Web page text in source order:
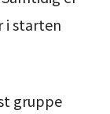
i starten
gruppe